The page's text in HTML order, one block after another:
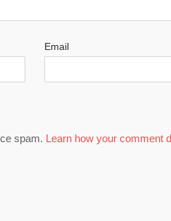
Email
spam. Learn how your comment